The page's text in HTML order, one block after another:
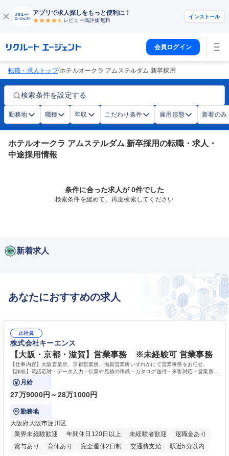
アプリで求人探しをもっと便利に！
レビュー高評価無料
インストール
会員ログイン
転職・求人トップ/ホテルオークラ アムステルダム 新卒採用
検索条件を設定する
勤務地 職種 年収 こだわり条件 雇用形態 新着のみ
ホテルオークラ アムステルダム 新卒採用の転職・求人・
中途採用情報
条件に合った求人が 0件でした
検索条件を緩めて、再度検索してください
新着求人
あなたにおすすめの求人
正社員
株式会社キーエンス
【大阪・京都・滋賀】営業事務 ※未経験可 営業事務
【仕事内容】大阪営業所、京都営業所、滋賀営業所いずれかにて営業事務をお任せ。
【詳細】電話応対・データ入力・伝票や見積の作成・カタログ送付・来客対応・営業所内
で発生する事務業務や業務改善をお任せ。
月給
27万9000円～28万1000円
勤務地
大阪府大阪市淀川区
業界未経験歓迎
年間休日120日以上 未経験者歓迎
退職金あり
賞与あり
育休あり 完全週休2日制 交通費支給
駅近5分以内